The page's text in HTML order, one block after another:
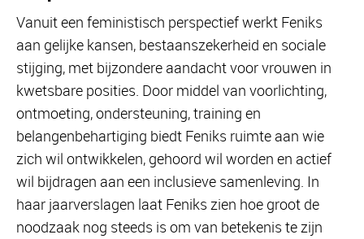
Vanuit een feministisch perspectief werkt Feniks
aan gelijke kansen, bestaanszekerheid en sociale
stijging, met bijzondere aandacht voor vrouwen in
kwetsbare posities. Door middel van voorlichting,
ontmoeting, ondersteuning, training en
belangenbehartiging biedt Feniks ruimte aan wie
zich wil ontwikkelen, gehoord wil worden en actief
wil bijdragen aan een inclusieve samenleving. In
haar jaarverslagen laat Feniks zien hoe groot de
noodzaak nog steeds is om van betekenis te zijn